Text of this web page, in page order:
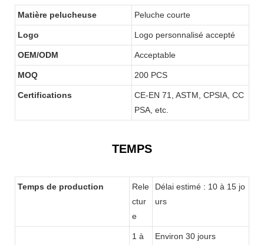
Matière pelucheuse Peluche courte
Logo Logo personnalisé accepté
OEM/ODM Acceptable
MOQ 200 PCS
Certifications
CE-EN 71, ASTM, CPSIA, CC
PSA, etc.
TEMPS
Temps de production
Rele
ctur
e
Délai estimé : 10 à 15 jo
urs
1 à
Environ 30 jours